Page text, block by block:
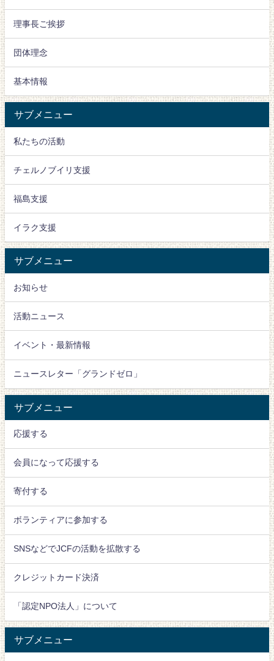
理事長ご挨拶
団体理念
基本情報
サブメニュー
私たちの活動
チェルノブイリ支援
福島支援
イラク支援
サブメニュー
お知らせ
活動ニュース
イベント・最新情報
ニュースレター「グランドゼロ」
サブメニュー
応援する
会員になって応援する
寄付する
ボランティアに参加する
SNSなどでJCFの活動を拡散する
クレジットカード決済
「認定NPO法人」について
サブメニュー